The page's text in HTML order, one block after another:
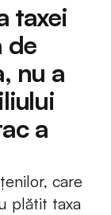
taxei
de
nu a
a
care
plătit taxa